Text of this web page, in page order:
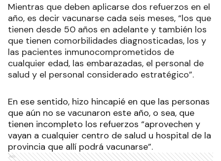
Mientras que deben aplicarse dos refuerzos en el
año, es decir vacunarse cada seis meses, “los que
tienen desde 50 años en adelante y también los
que tienen comorbilidades diagnosticadas, los y
las pacientes inmunocomprometidos de
cualquier edad, las embarazadas, el personal de
salud y el personal considerado estratégico”.
En ese sentido, hizo hincapié en que las personas
que aún no se vacunaron este año, o sea, que
tienen incompleto los refuerzos “aprovechen y
vayan a cualquier centro de salud u hospital de la
provincia que allí podrá vacunarse”.
Ads